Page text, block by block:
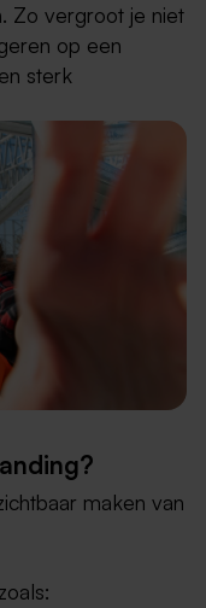
Zo vergroot je niet
op een
sterk
maken van